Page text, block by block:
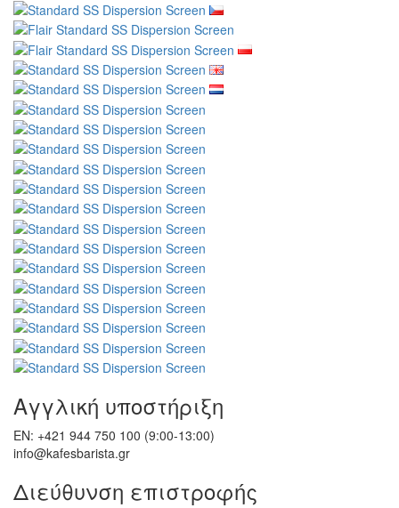
Αγγλική υποστήριξη
EN: +421 944 750 100 (9:00-13:00)
info@kafesbarista.gr
Διεύθυνση επιστροφής